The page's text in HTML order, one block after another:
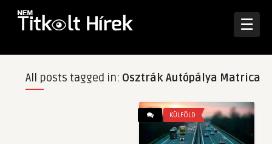
☰
All posts tagged in: Osztrák Autópálya Matrica
KÜLFÖLD